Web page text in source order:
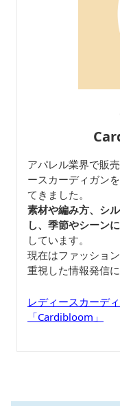
アパレル業界で販
ースカーディガン
てきました。
素材や編み方、シ
し、季節やシーン
しています。
現在はファッショ
重視した情報発信に
レディースカーデ
「Cardibloom」